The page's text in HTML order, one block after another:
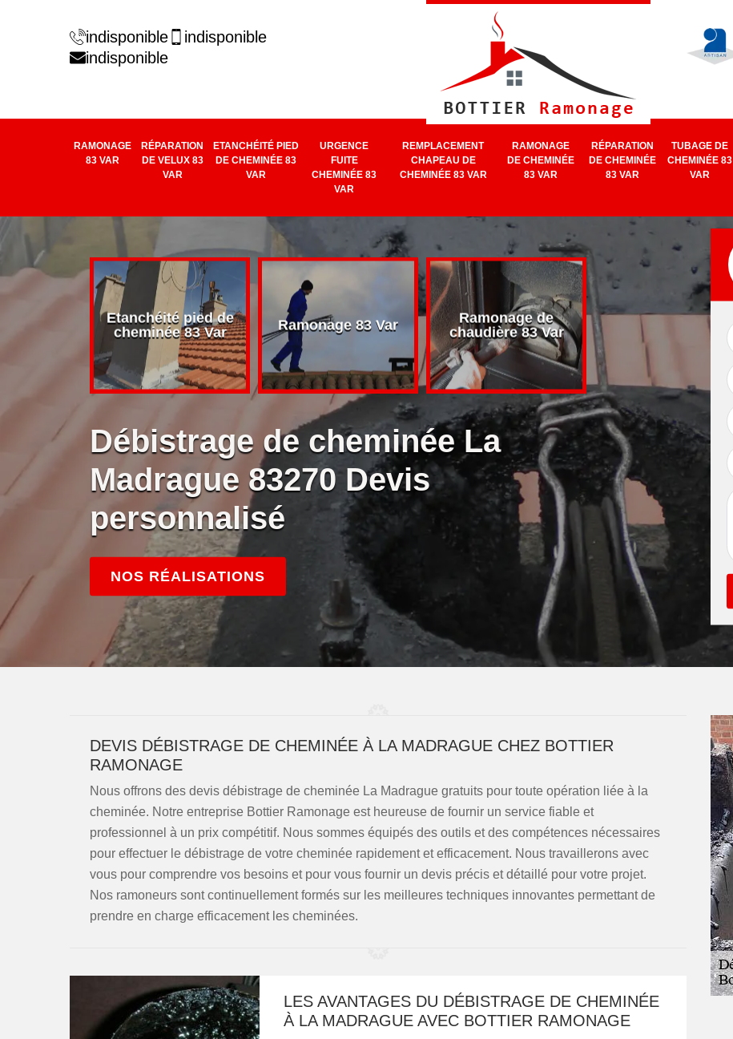
indisponible
indisponible
indisponible
RAMONAGE
83 VAR
RÉPARATION
DE VELUX 83
VAR
ETANCHÉITÉ PIED
DE CHEMINÉE 83
VAR
URGENCE
FUITE
CHEMINÉE 83
VAR
REMPLACEMENT
CHAPEAU DE
CHEMINÉE 83 VAR
RAMONAGE
DE CHEMINÉE
83 VAR
RÉPARATION
DE CHEMINÉE
83 VAR
TUBAGE DE
CHEMINÉE 83
VAR
Etanchéité pied de
cheminée 83 Var
Ramonage 83 Var
Ramonage de
chaudière 83 Var
Ramonage de
cheminée 83 Var
Débistrage de cheminée La
Madrague 83270 Devis
personnalisé
NOS RÉALISATIONS
DEVIS DÉBISTRAGE DE CHEMINÉE À LA MADRAGUE CHEZ BOTTIER
RAMONAGE
Nous offrons des devis débistrage de cheminée La Madrague gratuits pour toute opération liée à la
cheminée. Notre entreprise Bottier Ramonage est heureuse de fournir un service fiable et
professionnel à un prix compétitif. Nous sommes équipés des outils et des compétences nécessaires
pour effectuer le débistrage de votre cheminée rapidement et efficacement. Nous travaillerons avec
vous pour comprendre vos besoins et pour vous fournir un devis précis et détaillé pour votre projet.
Nos ramoneurs sont continuellement formés sur les meilleures techniques innovantes permettant de
prendre en charge efficacement les cheminées.
LES AVANTAGES DU DÉBISTRAGE DE CHEMINÉE
À LA MADRAGUE AVEC BOTTIER RAMONAGE